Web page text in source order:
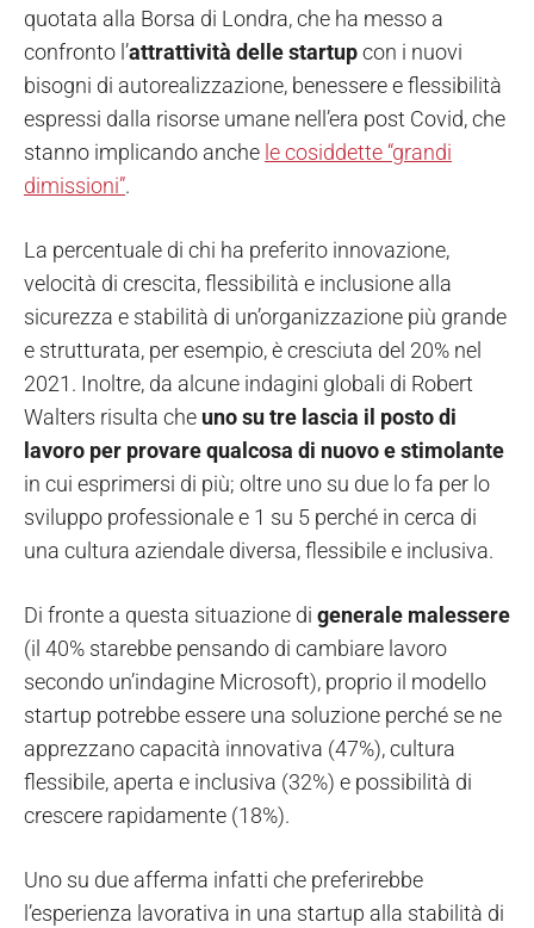
quotata alla Borsa di Londra, che ha messo a
confronto l’attrattività delle startupcon i nuovi
bisogni di autorealizzazione, benessere e flessibilità
espressi dalla risorse umane nell’era post Covid, che
stanno implicando anche le cosiddette “grandi
dimissioni”.
La percentuale di chi ha preferito innovazione,
velocità di crescita, flessibilità e inclusione alla
sicurezza e stabilità di un’organizzazione più grande
e strutturata, per esempio, è cresciuta del 20% nel
2021. Inoltre, da alcune indagini globali di Robert
Walters risulta che uno su tre lascia il posto di
lavoro per provare qualcosa di nuovo e stimolante
in cui esprimersi di più; oltre uno su due lo fa per lo
sviluppo professionale e 1 su 5 perché in cerca di
una cultura aziendale diversa, flessibile e inclusiva.
Di fronte a questa situazione di generale malessere
(il 40% starebbe pensando di cambiare lavoro
secondo un’indagine Microsoft), proprio il modello
startup potrebbe essere una soluzione perché se ne
apprezzano capacità innovativa (47%), cultura
flessibile, aperta e inclusiva (32%) e possibilità di
crescere rapidamente (18%).
Uno su due afferma infatti che preferirebbe
l’esperienza lavorativa in una startup alla stabilità di